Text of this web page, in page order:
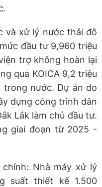
và xử lý nước thải đô
đầu tư 9,960 triệu
trợ không hoàn lại
qua KOICA 9,2 triệu
trong nước. Dự án do
dựng công trình dân
Lắk làm chủ đầu tư.
giai đoạn từ 2025 -
Nhà máy xử lý
suất thiết kế 1.500